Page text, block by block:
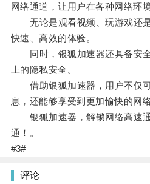
网络通道，让用户在各种网络环
无论是观看视频、玩游戏还是
快速、高效的体验。
同时，银狐加速器还具备安全
上的隐私安全。
借助银狐加速器，用户不仅可
息，还能够享受到更加愉快的网
银狐加速器，解锁网络高速通
通！。
#3#
评论